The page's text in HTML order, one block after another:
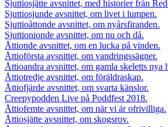
Sjuttiosjätte avsnittet, med historier från
Sjuttiosjunde avsnittet, om livet i lumpen.
Sjuttioåttonde avsnittet, om nyårsfiranden.
Sjuttionionde avsnittet, om nu och då.
Åttionde avsnittet, om en lucka på vinden.
Åttioförsta avsnittet, om vandringssägner.
Åttioandra avsnittet, om gamla skeletts nya
Åttiotredje avsnittet, om föräldraskap.
Åttiofjärde avsnittet, om svarta känslor.
Creepypodden Live på Poddfest 2018.
Åttiofemte avsnittet, om när vi är ofrivilliga.
Åttiosjätte avsnittet, om skogsrov.